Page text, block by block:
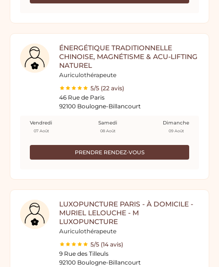
ÉNERGÉTIQUE TRADITIONNELLE
CHINOISE, MAGNÉTISME & ACU-LIFTING
NATUREL
Auriculothérapeute
5/5 (22 avis)
46 Rue de Paris
92100 Boulogne-Billancourt
PRENDRE RENDEZ-VOUS
Vendredi
07 Août
Samedi
08 Août
Dimanche
09 Août
LUXOPUNCTURE PARIS - À DOMICILE -
MURIEL LELOUCHE - M
LUXOPUNCTURE
Auriculothérapeute
5/5 (14 avis)
9 Rue des Tilleuls
92100 Boulogne-Billancourt